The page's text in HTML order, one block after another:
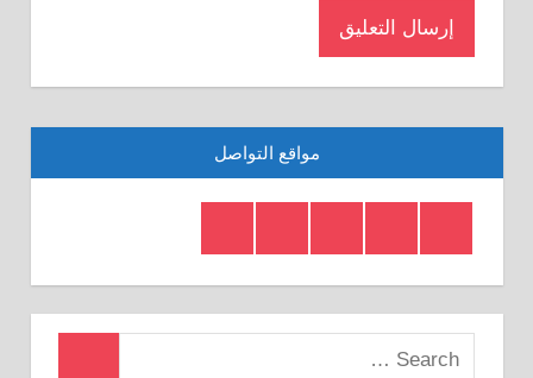
مواقع التواصل
Search